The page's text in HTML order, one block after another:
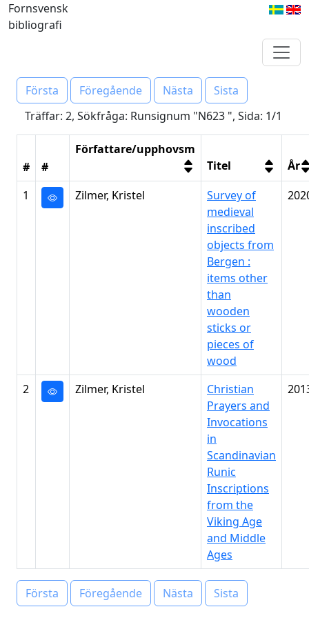
Fornsvensk
bibliografi
Första Föregående Nästa
Sista
Träffar: 2, Sökfråga: Runsignum "N623 ", Sida: 1/1
# #
Författare/upphovsm
Titel
År
1
Zilmer, Kristel
Survey of
medieval
inscribed
objects from
Bergen :
items other
than
wooden
sticks or
pieces of
wood
2 Zilmer, Kristel
Christian
Prayers and
Invocations
in
Scandinavian
Runic
Inscriptions
from the
Viking Age
and Middle
Ages
Första Föregående Nästa Sista